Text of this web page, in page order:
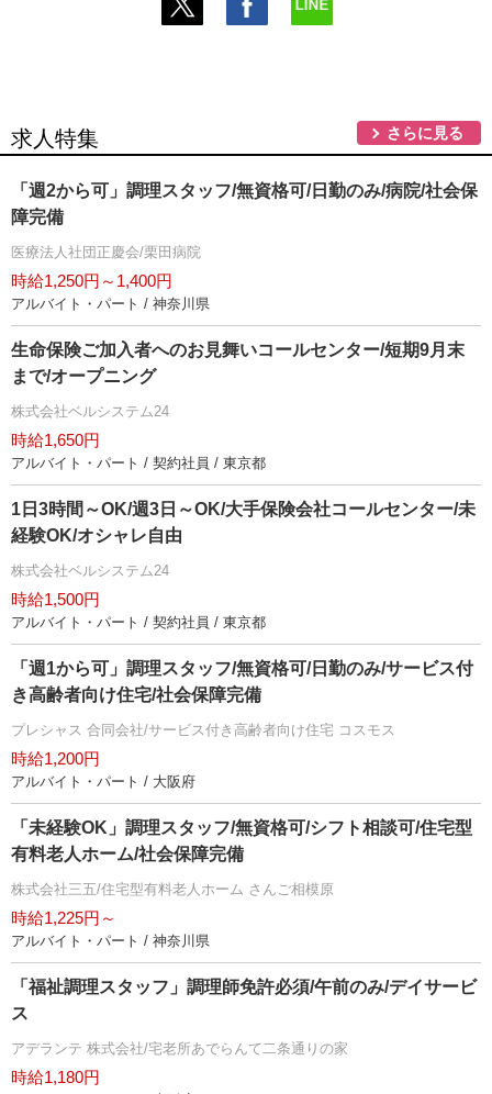
求人特集 さらに見る
「週2から可」調理スタッフ/無資格可/日勤のみ/病院/社会保
障完備
医療法人社団正慶会/栗田病院
時給1,250円～1,400円
アルバイト・パート / 神奈川県
生命保険ご加入者へのお見舞いコールセンター/短期9月末
まで/オープニング
株式会社ベルシステム24
時給1,650円
アルバイト・パート / 契約社員 / 東京都
1日3時間～OK/週3日～OK/大手保険会社コールセンター/未
経験OK/オシャレ自由
株式会社ベルシステム24
時給1,500円
アルバイト・パート / 契約社員 / 東京都
「週1から可」調理スタッフ/無資格可/日勤のみ/サービス付
き高齢者向け住宅/社会保障完備
プレシャス 合同会社/サービス付き高齢者向け住宅 コスモス
時給1,200円
アルバイト・パート / 大阪府
「未経験OK」調理スタッフ/無資格可/シフト相談可/住宅型
有料老人ホーム/社会保障完備
株式会社三五/住宅型有料老人ホーム さんご相模原
時給1,225円～
アルバイト・パート / 神奈川県
「福祉調理スタッフ」調理師免許必須/午前のみ/デイサービ
ス
アデランテ 株式会社/宅老所あでらんて二条通りの家
時給1,180円